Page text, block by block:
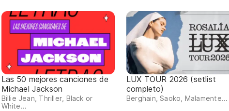
Las 50 mejores canciones de
Michael Jackson
Billie Jean, Thriller, Black or
White...
LUX TOUR 2026 (setlist
completo)
Berghain, Saoko, Malamente...